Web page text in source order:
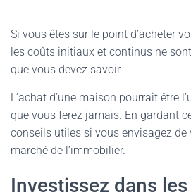
Si vous êtes sur le point d’acheter
les coûts initiaux et continus ne
que vous devez savoir.
L’achat d’une maison pourrait être
que vous ferez jamais. En gardant
conseils utiles si vous envisagez de
marché de l’immobilier.
Investissez dans